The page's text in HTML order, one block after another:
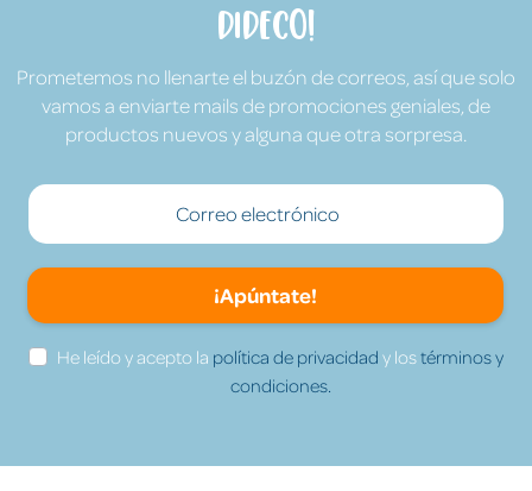
Dideco!
Prometemos no llenarte el buzón de correos, así que solo
vamos a enviarte mails de promociones geniales, de
productos nuevos y alguna que otra sorpresa.
¡Apúntate!
He leído y acepto la política de privacidad y lostérminos y
condiciones.